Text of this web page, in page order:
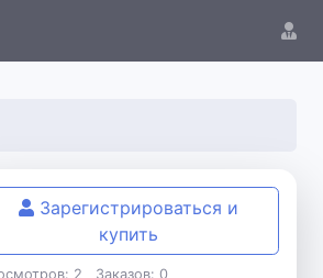
Зарегистрироваться и
купить
2 Заказов: 0